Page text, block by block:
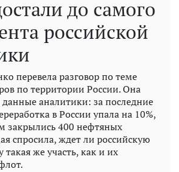
до самого
российской
перевела разговор по теме
по территории России. Она
аналитики: за последние
в России упала на 10%,
закрылись 400 нефтяных
спросила, ждет ли российскую
же участь, как и их